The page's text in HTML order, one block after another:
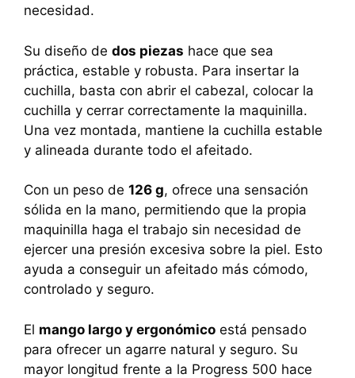
necesidad.
Su diseño de dos piezas hace que sea
práctica, estable y robusta. Para insertar la
cuchilla, basta con abrir el cabezal, colocar la
cuchilla y cerrar correctamente la maquinilla.
Una vez montada, mantiene la cuchilla estable
y alineada durante todo el afeitado.
Con un peso de 126 g, ofrece una sensación
sólida en la mano, permitiendo que la propia
maquinilla haga el trabajo sin necesidad de
ejercer una presión excesiva sobre la piel. Esto
ayuda a conseguir un afeitado más cómodo,
controlado y seguro.
El mango largo y ergonómico está pensado
para ofrecer un agarre natural y seguro. Su
mayor longitud frente a la Progress 500 hace